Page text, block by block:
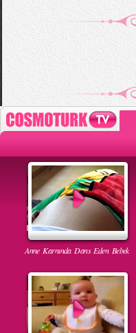
Anne Karnında Dans Eden Bebek